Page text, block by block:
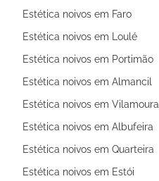
Estética noivos em Faro
Estética noivos em Loulé
Estética noivos em Portimão
Estética noivos em Almancil
Estética noivos em Vilamoura
Estética noivos em Albufeira
Estética noivos em Quarteira
Estética noivos em Estói